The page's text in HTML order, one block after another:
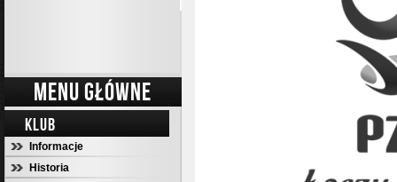
MENU GŁÓWNE
KLUB
Informacje
Historia